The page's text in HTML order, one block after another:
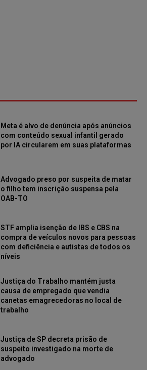
Meta é alvo de denúncia após anúncios
com conteúdo sexual infantil gerado
por IA circularem em suas plataformas
Advogado preso por suspeita de matar
o filho tem inscrição suspensa pela
OAB-TO
STF amplia isenção de IBS e CBS na
compra de veículos novos para pessoas
com deficiência e autistas de todos os
níveis
Justiça do Trabalho mantém justa
causa de empregado que vendia
canetas emagrecedoras no local de
trabalho
Justiça de SP decreta prisão de
suspeito investigado na morte de
advogado